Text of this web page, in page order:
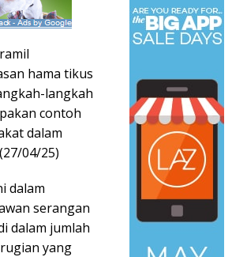
hama tikus
langkah
contoh
dalam
04/25)
dalam
serangan
dalam jumlah
yang